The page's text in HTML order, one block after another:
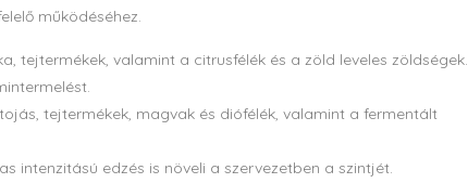
működéséhez.
tejtermékek, valamint a citrusfélék és a zöld leveles zöldségek.
tejtermékek, magvak és diófélék, valamint a fermentált
intenzitású edzés is növeli a szervezetben a szintjét.